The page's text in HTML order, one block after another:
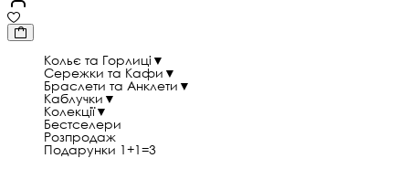
Кольє та Горлиці ▼
Сережки та Кафи ▼
Браслети та Анклети ▼
Каблучки ▼
Колекції▼
Бестселери
Розпродаж
Подарунки 1+1=3